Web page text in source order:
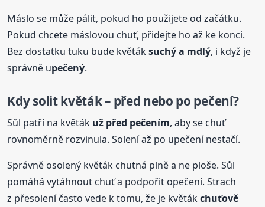
Máslo se může pálit, pokud ho použijete od začátku.
Pokud chcete máslovou chuť, přidejte ho až ke konci.
Bez dostatku tuku bude květáksuchý a mdlý, i když je
správně upečený.
Kdy solit květák – před nebo po pečení?
Sůl patří na květák už před pečením, aby se chuť
rovnoměrně rozvinula. Solení až po upečení nestačí.
Správně osolený květák chutná plně a ne ploše. Sůl
pomáhá vytáhnout chuť a podpořit opečení. Strach
z přesolení často vede k tomu, že je květákchuťově